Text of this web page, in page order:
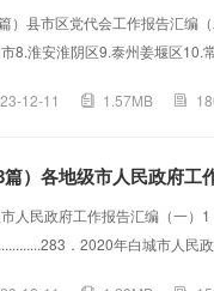
篇）县市区党代会工作报告汇编
8.淮安淮阴区9.泰州姜堰区10.
连云港灌云县28.扬州广陵区29.
12-11 1.57MB
篇）各地级市人民政府工
人民政府工作报告汇编（一）
．2020年白城市人民